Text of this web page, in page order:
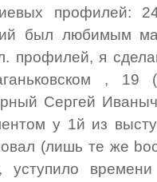
профилей:
был любимым
профилей, я
,
Сергей
у 1й из
(лишь те же
уступило